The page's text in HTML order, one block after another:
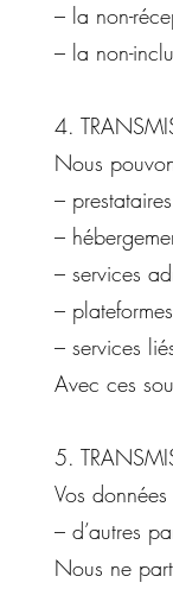
– la non-
– la non-
4.
Nous
–
–
– services
–
– services
Avec ces
5.
Vos
– d’autres
Nous ne